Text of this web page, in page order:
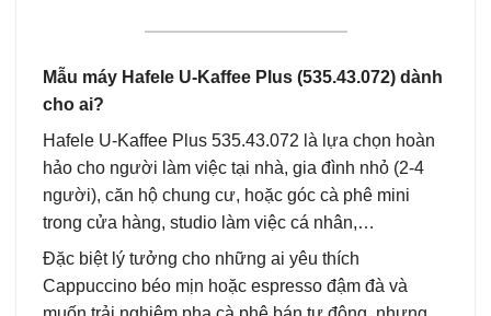
Mẫu máy Hafele U-Kaffee Plus (535.43.072) dành
cho ai?
Hafele U-Kaffee Plus 535.43.072 là lựa chọn hoàn
hảo cho người làm việc tại nhà, gia đình nhỏ (2-4
người), căn hộ chung cư, hoặc góc cà phê mini
trong cửa hàng, studio làm việc cá nhân,…
Đặc biệt lý tưởng cho những ai yêu thích
Cappuccino béo mịn hoặc espresso đậm đà và